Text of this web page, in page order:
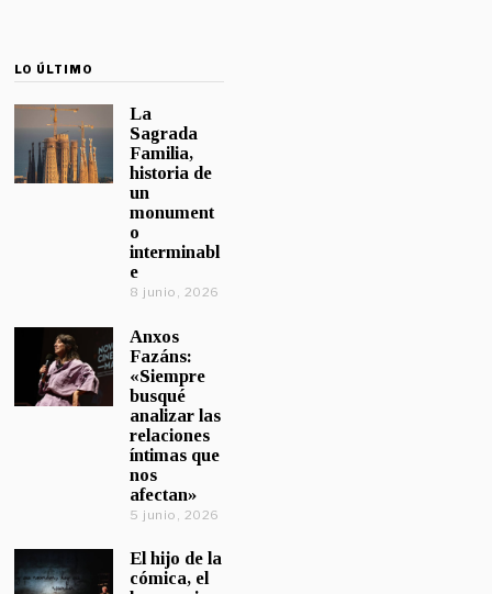
LO ÚLTIMO
La
Sagrada
Familia,
historia de
un
monument
o
interminabl
e
8 junio, 2026
Anxos
Fazáns:
«Siempre
busqué
analizar las
relaciones
íntimas que
nos
afectan»
5 junio, 2026
El hijo de la
cómica, el